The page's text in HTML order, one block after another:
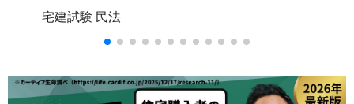
宅建試験 民法